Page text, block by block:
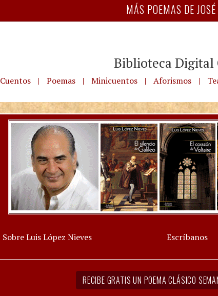
MÁS POEMAS DE
Biblioteca Digital
Cuentos | Poemas | Minicuentos | Aforismos |
Sobre Luis López Nieves Escríbanos
RECIBE GRATIS UN POEMA CLÁSICO